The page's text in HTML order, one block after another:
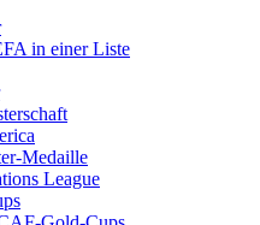
in einer Liste
Medaille
League